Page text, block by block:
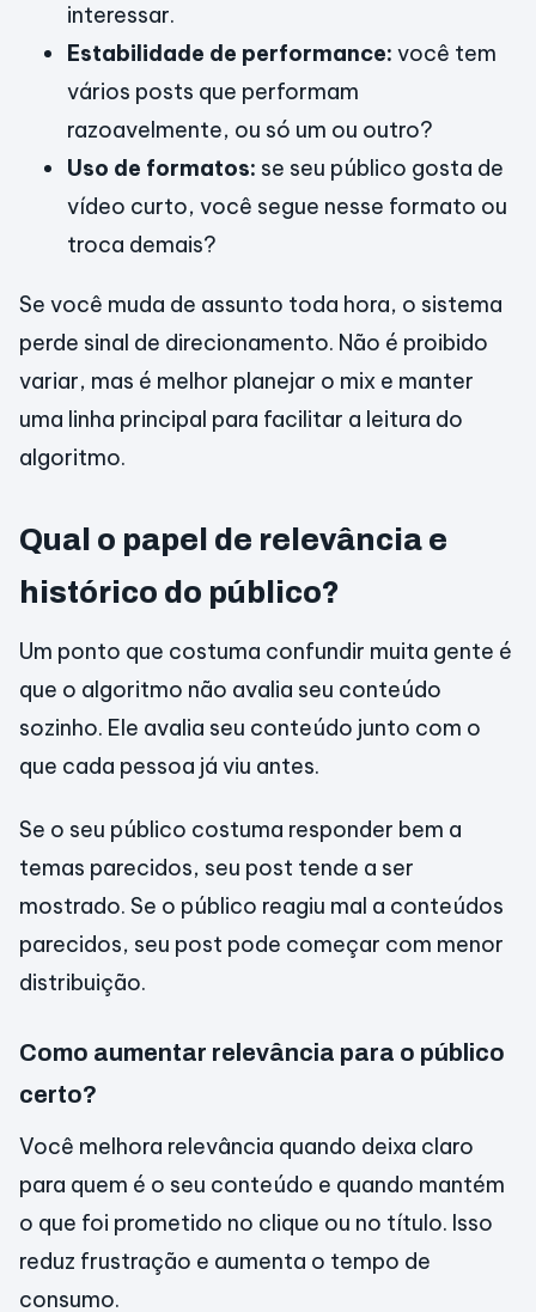
interessar.
Estabilidade de performance: você tem
vários posts que performam
razoavelmente, ou só um ou outro?
Uso de formatos: se seu público gosta de
vídeo curto, você segue nesse formato ou
troca demais?
Se você muda de assunto toda hora, o sistema
perde sinal de direcionamento. Não é proibido
variar, mas é melhor planejar o mix e manter
uma linha principal para facilitar a leitura do
algoritmo.
Qual o papel de relevância e
histórico do público?
Um ponto que costuma confundir muita gente é
que o algoritmo não avalia seu conteúdo
sozinho. Ele avalia seu conteúdo junto com o
que cada pessoa já viu antes.
Se o seu público costuma responder bem a
temas parecidos, seu post tende a ser
mostrado. Se o público reagiu mal a conteúdos
parecidos, seu post pode começar com menor
distribuição.
Como aumentar relevância para o público
certo?
Você melhora relevância quando deixa claro
para quem é o seu conteúdo e quando mantém
o que foi prometido no clique ou no título. Isso
reduz frustração e aumenta o tempo de
consumo.